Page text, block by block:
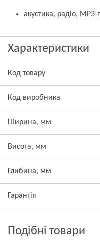
акустика, радіо, MP3-
Характеристики
Код товару
Код виробника
Ширина, мм
Висота, мм
Глибина, мм
Гарантія
Подібні товари